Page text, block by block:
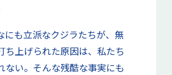
にも立派なクジラたちが、無
ち上げられた原因は、私たち
ない。そんな残酷な事実にも